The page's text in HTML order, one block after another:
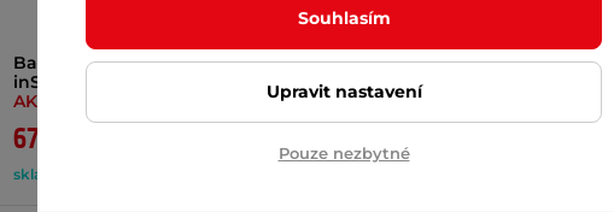
Batoh na paddleboard
inSPORTline WaveMate Bag
AKCE
679 Kč
skladem
Boty do vody inSPORTline
599 Kč
Souhlasím
Upravit nastavení
Pouze nezbytné